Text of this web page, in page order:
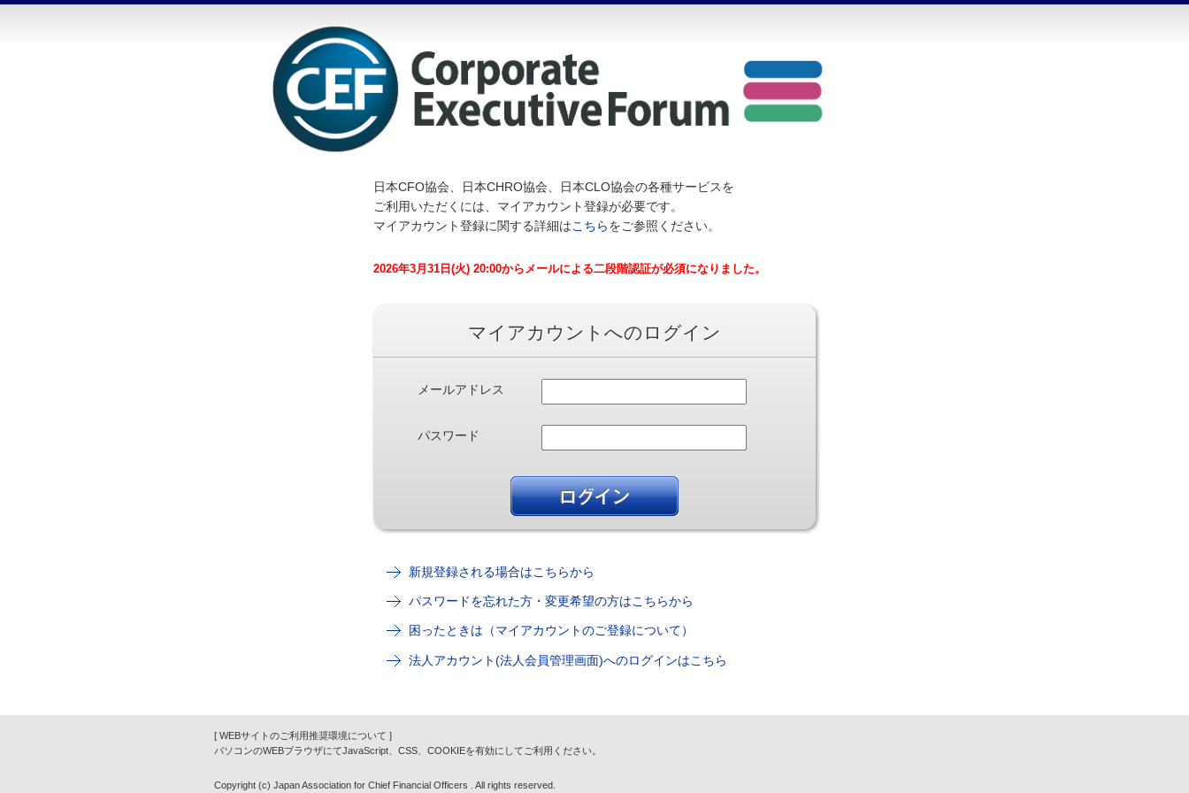
日本CFO協会、日本CHRO協会、日本CLO協会の各種サービスを
ご利用いただくには、マイアカウント登録が必要です。
マイアカウント登録に関する詳細はこちらをご参照ください。
2026年3月31日(火) 20:00からメールによる二段階認証が必須になりました。
マイアカウントへのログイン
メールアドレス
パスワード
新規登録される場合はこちらから
パスワードを忘れた方・変更希望の方はこちらから
困ったときは（マイアカウントのご登録について）
法人アカウント(法人会員管理画面)へのログインはこちら
[ WEBサイトのご利用推奨環境について ]
パソコンのWEBブラウザにてJavaScript、CSS、COOKIEを有効にしてご利用ください。
Copyright (c) Japan Association for Chief Financial Officers . All rights reserved.